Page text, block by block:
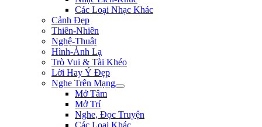
Các Loại Nhạc Khác
Cảnh Đẹp
Thiên-Nhiên
Nghệ-Thuật
Hình-Ảnh Lạ
Trò Vui & Tài Khéo
Lời Hay Ý Đẹp
Nghe Trên Mạng
Mở Tâm
Mở Trí
Nghe, Đọc Truyện
Các Loại Khác